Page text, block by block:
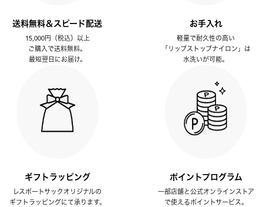
送料無料＆スピード配送
15,000円（税込）以上
ご購入で送料無料。
最短翌日にお届け。
お手入れ
軽量で耐久性の高い
「リップストップナイロン」は
水洗いが可能。
ギフトラッピング
レスポートサックオリジナルの
ギフトラッピングにて承ります。
ポイントプログラム
一部店舗と公式オンラインストア
で使えるポイントサービス。